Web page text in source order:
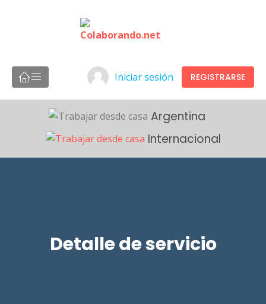
Iniciar sesión REGISTRARSE
Argentina
Internacional
Detalle de servicio